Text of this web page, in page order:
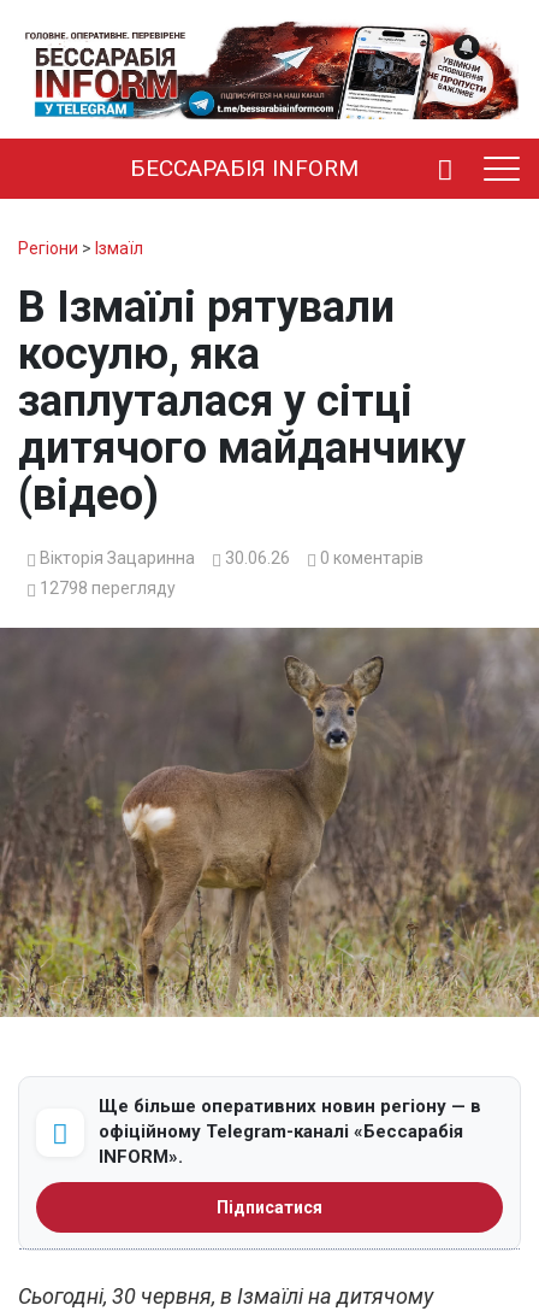
БЕССАРАБІЯ INFORM
Регіони > Ізмаїл
В Ізмаїлі рятували
косулю, яка
заплуталася у сітці
дитячого майданчику
(відео)
Вікторія Зацаринна 30.06.26 0 коментарів
12798 перегляду
Ще більше оперативних новин регіону — в
офіційному Telegram-каналі «Бессарабія
INFORM».
Підписатися
Сьогодні, 30 червня, в Ізмаїлі на дитячому